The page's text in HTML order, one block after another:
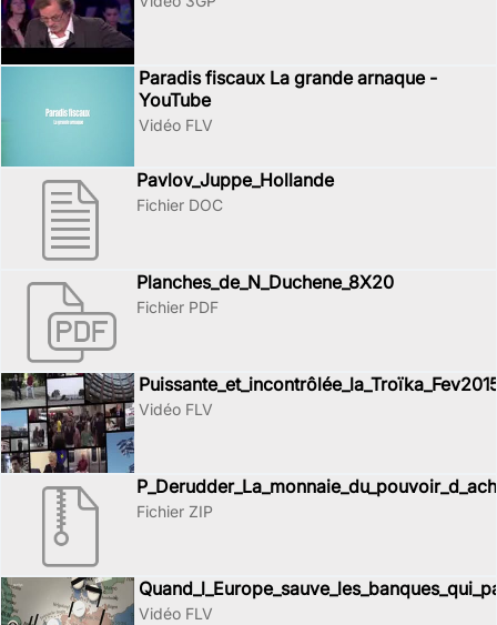
Paradis fiscaux La grande arnaque -
YouTube
Vidéo FLV
Pavlov_Juppe_Hollande
Fichier DOC
Planches_de_N_Duchene_8X20
Fichier PDF
Vidéo FLV
Fichier ZIP
Vidéo FLV